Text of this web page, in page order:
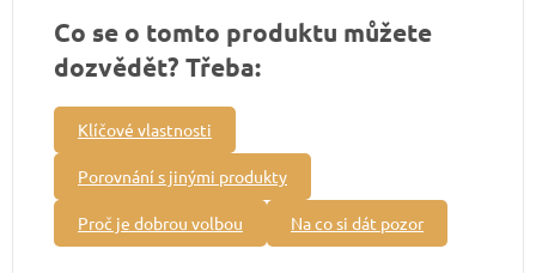
Co se o tomto produktu můžete
dozvědět? Třeba:
Klíčové vlastnosti
Porovnání s jinými produkty
Proč je dobrou volbou Na co si dát pozor